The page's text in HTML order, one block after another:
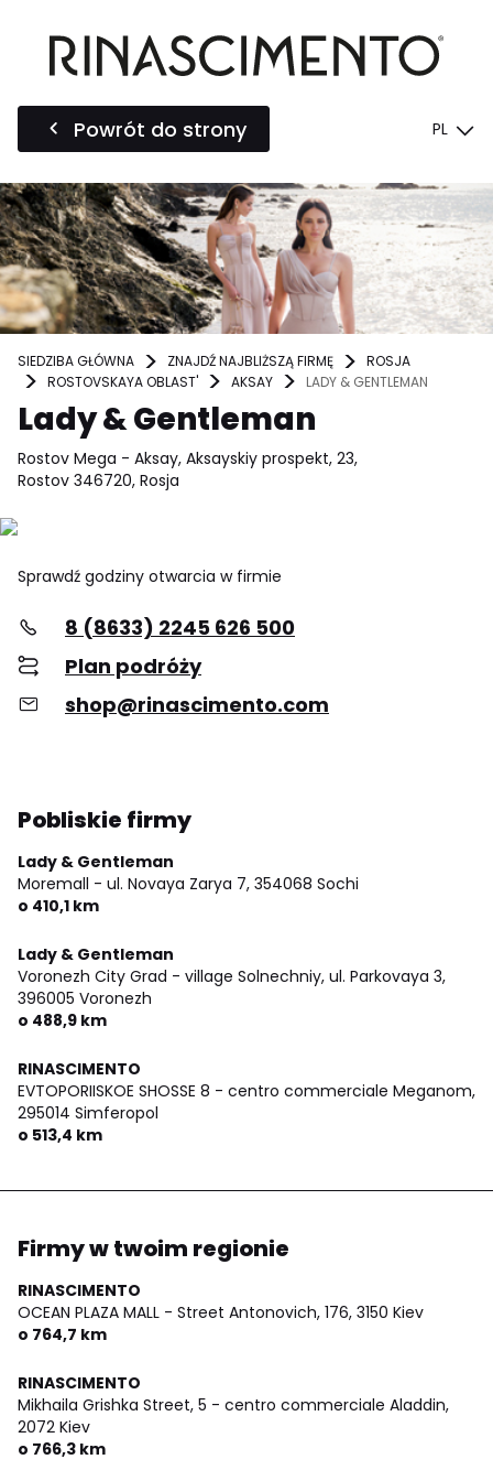
Powrót do strony PL
SIEDZIBA GŁÓWNA ZNAJDŹ NAJBLIŻSZĄ FIRMĘ
ROSJA
ROSTOVSKAYA OBLAST'
AKSAY LADY & GENTLEMAN
Lady & Gentleman
Rostov Mega - Aksay, Aksayskiy prospekt, 23,
Rostov 346720, Rosja
Sprawdź godziny otwarcia w firmie
8 (8633) 2245 626 500
Plan podróży
shop@rinascimento.com
Pobliskie firmy
Lady & Gentleman
Moremall - ul. Novaya Zarya 7, 354068 Sochi
o 410,1 km
Lady & Gentleman
Voronezh City Grad - village Solnechniy, ul. Parkovaya 3,
396005 Voronezh
o 488,9 km
RINASCIMENTO
EVTOPORIISKOE SHOSSE 8 - centro commerciale Meganom,
295014 Simferopol
o 513,4 km
Firmy w twoim regionie
RINASCIMENTO
OCEAN PLAZA MALL - Street Antonovich, 176, 3150 Kiev
o 764,7 km
RINASCIMENTO
Mikhaila Grishka Street, 5 - centro commerciale Aladdin,
2072 Kiev
o 766,3 km